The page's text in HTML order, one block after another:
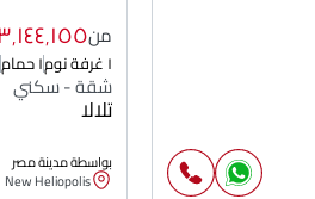
من٣٬١٤٤٬١٥٥
١ غرفة نوم ١ حمام
شقة - سكني
تلالا
بواسطة مدينة مصر
New Heliopolis